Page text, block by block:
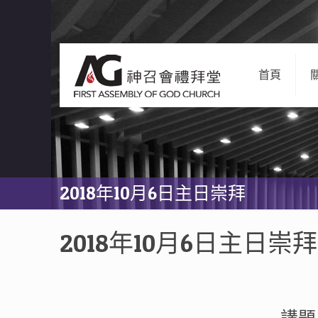
首頁
2018年10月6日主日崇拜
2018年10月6日主日崇拜